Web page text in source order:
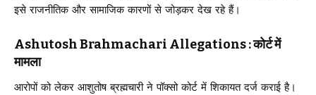
इसे राजनीतिक और सामाजिक कारणों से जोड़कर देख रहे हैं।
Ashutosh Brahmachari Allegations : कोर्ट में
मामला
आरोपों को लेकर आशुतोष ब्रह्मचारी ने पॉक्सो कोर्ट में शिकायत दर्ज कराई है।